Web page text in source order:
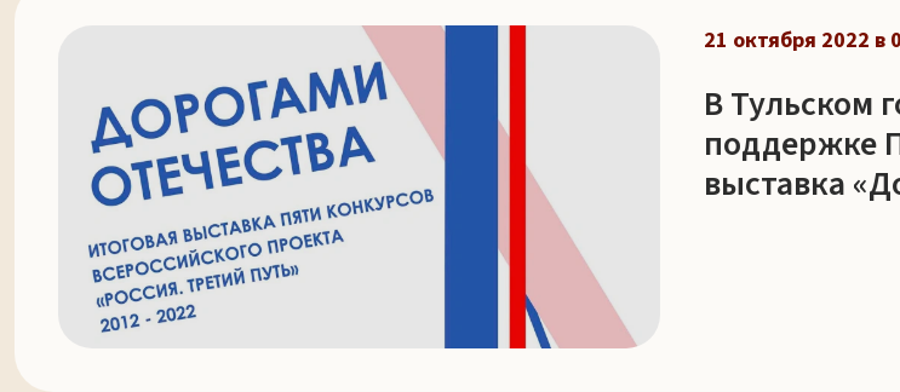
21 октября 2022 в
В Тульском
поддержке
выставка